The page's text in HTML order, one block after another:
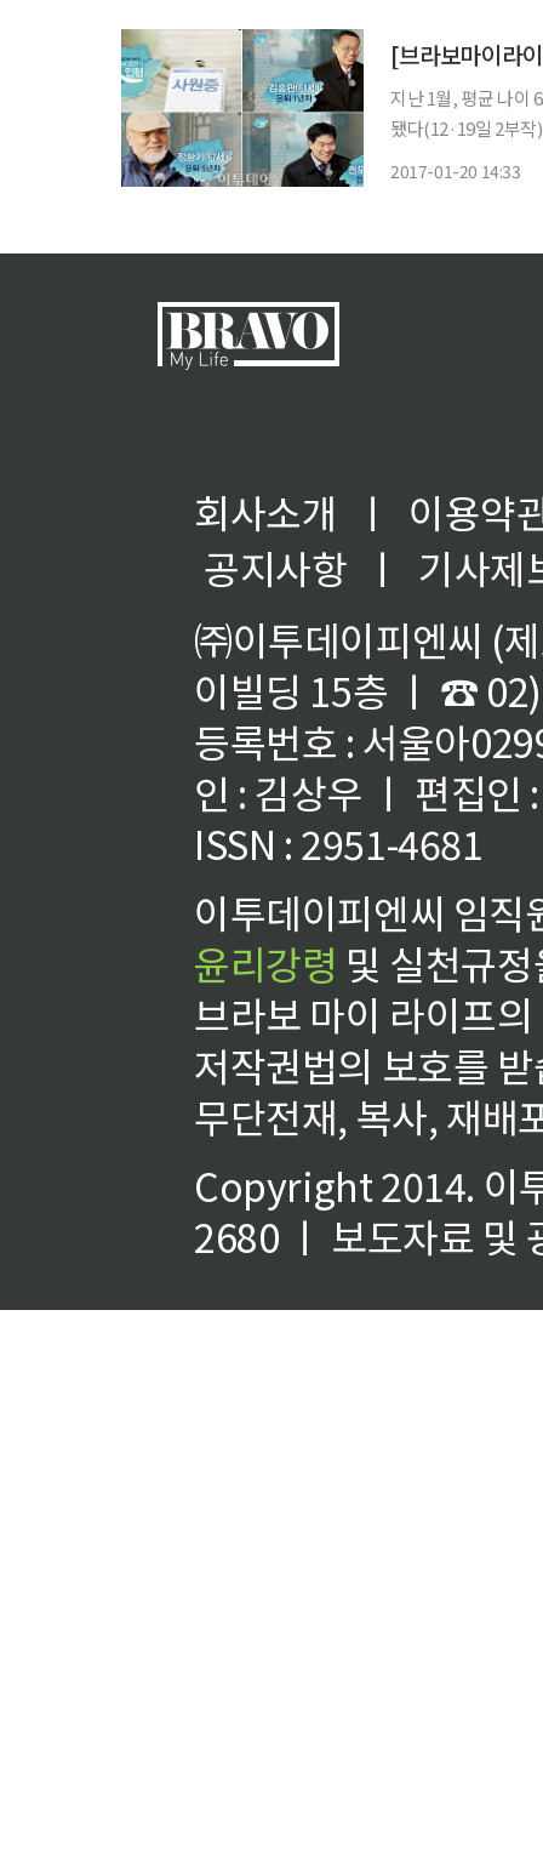
지난 1월, 평균 나이
됐다(12·19일 2부작
2017-01-20 14:33
회사소개 ㅣ
이용약
공지사항
ㅣ
기사제
㈜이투데이피엔씨 (
이빌딩 15층 ㅣ ☎
등록번호 : 서울아
인 : 김상우 ㅣ 편집인
ISSN : 2951-4681
이투데이피엔씨 임
윤리강령 및 실천규
브라보 마이 라이프
저작권법의 보호를
무단전재, 복사, 재배
Copyright 2014. 이
2680 ㅣ 보도자료